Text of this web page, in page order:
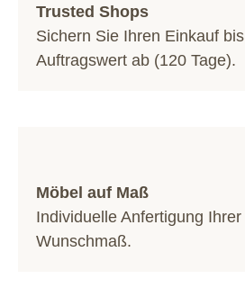
Trusted Shops
Sichern Sie Ihren Einkauf
Auftragswert ab (120 Tage).
Möbel auf Maß
Individuelle Anfertigung
Wunschmaß.